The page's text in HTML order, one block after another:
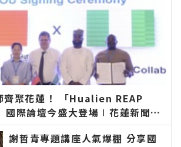
齊聚花蓮！ 「Hualien REAP
際論壇今盛大登場∣花蓮新聞網
聞－最快速的今日新聞報導 最新的
謝哲青專題講座人氣爆棚 分享國